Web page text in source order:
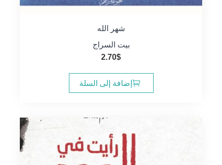
شهر الله
بيت السراج
2.70$
إضافة إلى السلة